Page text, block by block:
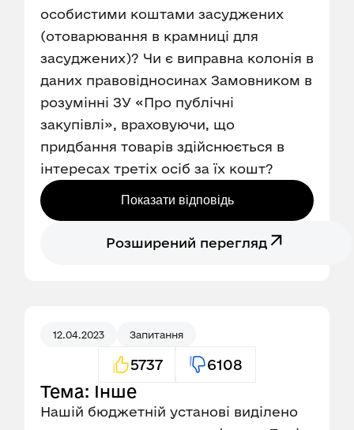
особистими коштами засуджених
(отоварювання в крамниці для
засуджених)? Чи є виправна колонія в
даних правовідносинах Замовником в
розумінні ЗУ «Про публічні
закупівлі», враховуючи, що
придбання товарів здійснюється в
інтересах третіх осіб за їх кошт?
Показати відповідь
Розширений перегляд
12.04.2023 Запитання
5737 6108
Тема: Інше
Нашій бюджетній установі виділено